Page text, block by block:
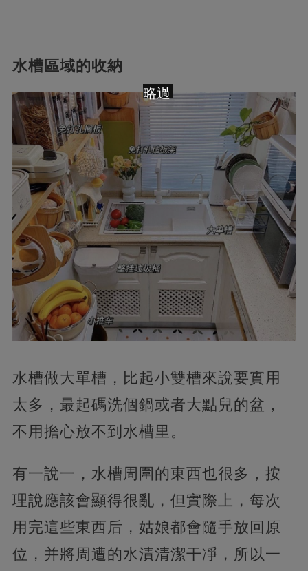
水槽區域的收納
水槽做大單槽，比起小雙槽來說要實用
太多，最起碼洗個鍋或者大點兒的盆，
不用擔心放不到水槽里。
有一說一，水槽周圍的東西也很多，按
理說應該會顯得很亂，但實際上，每次
用完這些東西后，姑娘都會隨手放回原
位，并將周遭的水漬清潔干凈，所以一
略過